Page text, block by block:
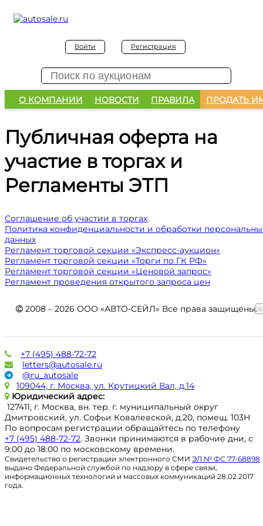
Войти Регистрация
О КОМПАНИИ НОВОСТИ ПРАВИЛА ПРОДАТЬ
Публичная оферта на
участие в торгах и
Регламенты ЭТП
Соглашение об участии в торгах
Политика конфиденциальности и обработки
данных
Регламент торговой секции «Экспресс-аукцион»
Регламент торговой секции «Торги по ГК РФ»
Регламент торговой секции «Ценовой запрос»
Регламент проведения открытого запроса цен
2008 – 2026 ООО «АВТО-СЕЙЛ» Все права защищены.
+7 (495) 488-72-72
letters@autosale.ru
@ru_autosale
109044, г. Москва, ул. Крутицкий Вал, д.14
Юридический адрес:
127411, г. Москва, вн. тер. г. муниципальный округ
Дмитровский, ул. Софьи Ковалевской, д.20, помещ. 103Н
По вопросам регистрации обращайтесь по телефону
+7 (495) 488-72-72. Звонки принимаются в рабочие дни, с
9:00 до 18:00 по московскому времени.
Свидетельство о регистрации электронного СМИ ЭЛ № ФС 77-68898
выдано Федеральной службой по надзору в сфере связи,
информационных технологий и массовых коммуникаций 28.02.2017
года.